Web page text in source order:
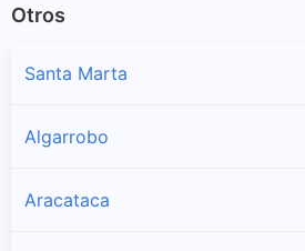
Otros
Santa Marta
Algarrobo
Aracataca